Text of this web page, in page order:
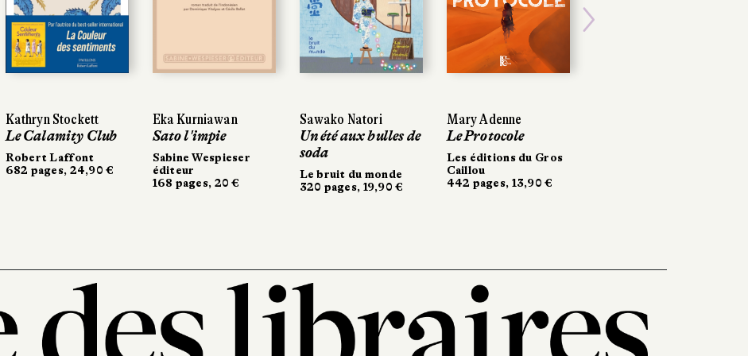
Kathryn Stockett
Le Calamity Club
Robert Laffont
682 pages, 24,90 €
Eka Kurniawan
Sato l'impie
Sabine Wespieser
éditeur
168 pages, 20 €
Sawako Natori
Un été aux bulles de
soda
Le bruit du monde
320 pages, 19,90 €
Mary Adenne
Le Protocole
Les éditions du Gros
Caillou
442 pages, 13,90 €